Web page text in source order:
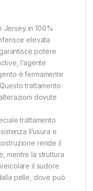
Jersey in 100%
elevata
potere
l’agente
è fermamente
trattamento
dovute
trattamento
ll’usura e
rende il
mentre la struttura
il sudore
pelle, dove può